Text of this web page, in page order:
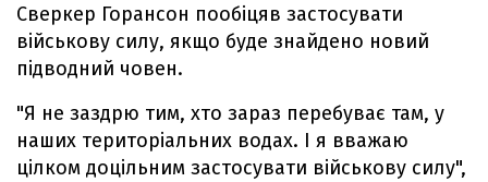
Сверкер Горансон пообіцяв застосувати
військову силу, якщо буде знайдено новий
підводний човен.
"Я не заздрю тим, хто зараз перебуває там, у
наших територіальних водах. І я вважаю
цілком доцільним застосувати військову силу",